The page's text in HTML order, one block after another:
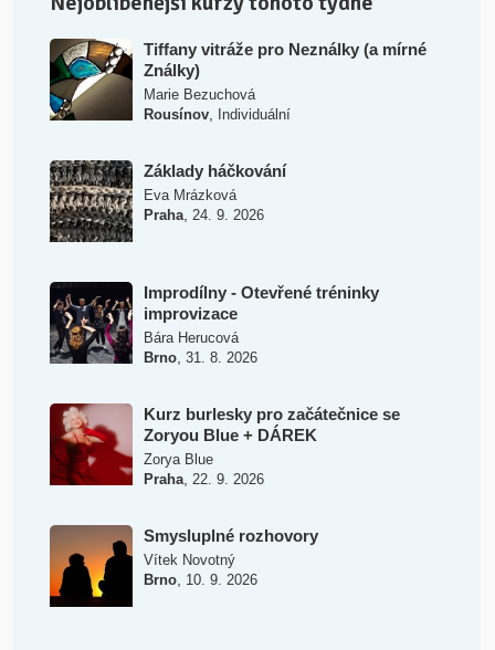
Tiffany vitráže pro Neználky (a mírné
Ználky)
Marie Bezuchová
Rousínov, Individuální
Základy háčkování
Eva Mrázková
Praha, 24. 9. 2026
Improdílny - Otevřené tréninky
improvizace
Bára Herucová
Brno, 31. 8. 2026
Kurz burlesky pro začátečnice se
Zoryou Blue + DÁREK
Zorya Blue
Praha, 22. 9. 2026
Smysluplné rozhovory
Vítek Novotný
Brno, 10. 9. 2026